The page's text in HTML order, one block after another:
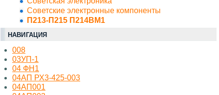
Советские электронные компоненты
П213-П215 П214ВМ1
НАВИГАЦИЯ
008
03УП-1
04 ФН1
04АП РХ3-425-003
04АП001